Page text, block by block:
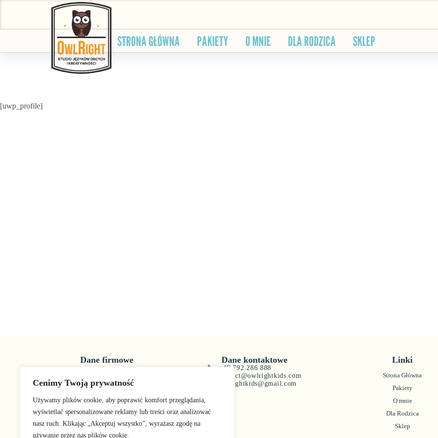
Cenimy Twoją prywatność
Używamy plików cookie, aby poprawić komfort przeglądania,
wyświetlać spersonalizowane reklamy lub treści oraz analizować
nasz ruch. Klikając „Akceptuj wszystko”, wyrażasz zgodę na
używanie przez nas plików cookie.
STRONA GŁÓWNA PAKIETY O MNIE DLA RODZICA SKLEP
[uwp_profile]
Dane firmowe
DORADZTWO
REGON 360342262
Dane kontaktowe
+48 792 286 888
contact@owlrightkids.com
owlrightkids@gmail.com
Linki
Strona Główna
Pakiety
O mnie
Dla Rodzica
Sklep